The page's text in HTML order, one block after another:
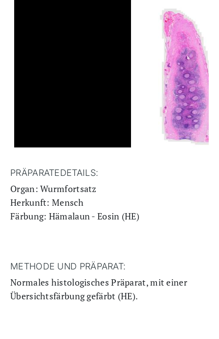
PRÄPARATEDETAILS:
Organ: Wurmfortsatz
Herkunft: Mensch
Färbung: Hämalaun - Eosin (HE)
METHODE UND PRÄPARAT:
Normales histologisches Präparat, mit einer
Übersichtsfärbung gefärbt (HE).